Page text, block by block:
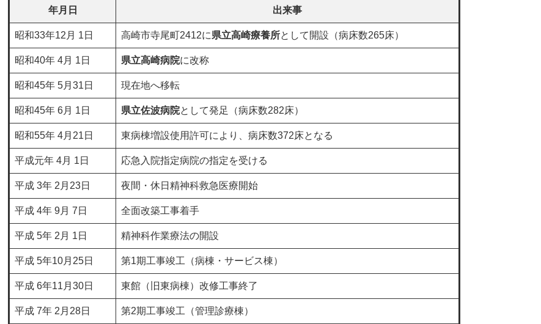
年月日 出来事
昭和33年12月 1日 高崎市寺尾町2412に県立高崎療養所として開設（病床数265床）
昭和40年 4月 1日 県立高崎病院に改称
昭和45年 5月31日 現在地へ移転
昭和45年 6月 1日 県立佐波病院として発足（病床数282床）
昭和55年 4月21日 東病棟増設使用許可により、病床数372床となる
平成元年 4月 1日 応急入院指定病院の指定を受ける
平成 3年 2月23日 夜間・休日精神科救急医療開始
平成 4年 9月 7日 全面改築工事着手
平成 5年 2月 1日 精神科作業療法の開設
平成 5年10月25日 第1期工事竣工（病棟・サービス棟）
平成 6年11月30日 東館（旧東病棟）改修工事終了
平成 7年 2月28日 第2期工事竣工（管理診療棟）